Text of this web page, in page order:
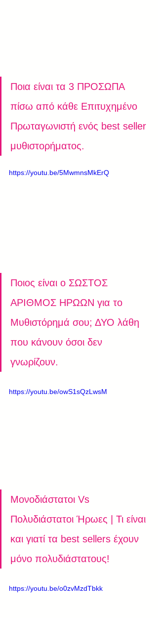
Ποια είναι τα 3 ΠΡΟΣΩΠΑ
πίσω από κάθε Επιτυχημένο
Πρωταγωνιστή ενός best seller
μυθιστορήματος.
https://youtu.be/5MwmnsMkErQ
Ποιος είναι ο ΣΩΣΤΟΣ
ΑΡΙΘΜΟΣ ΗΡΩΩΝ για το
Μυθιστόρημά σου; ΔΥΟ λάθη
που κάνουν όσοι δεν
γνωρίζουν.
https://youtu.be/owS1sQzLwsM
Μονοδιάστατοι Vs
Πολυδιάστατοι Ήρωες | Τι είναι
και γιατί τα best sellers έχουν
μόνο πολυδιάστατους!
https://youtu.be/o0zvMzdTbkk